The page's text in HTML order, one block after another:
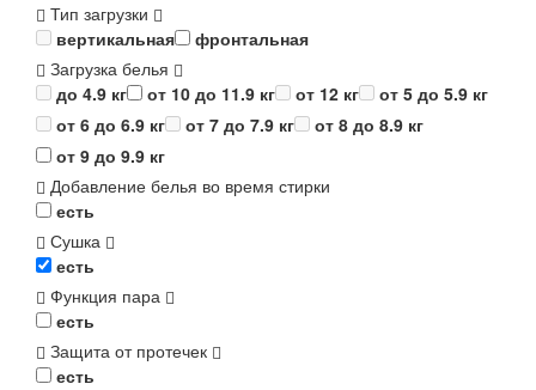
Тип загрузки
вертикальная
фронтальная
Загрузка белья
до 4.9 кг
от 10 до 11.9 кг от 12 кг
от 5 до 5.9 кг
от 6 до 6.9 кг
от 7 до 7.9 кг
от 8 до 8.9 кг
от 9 до 9.9 кг
Добавление белья во время стирки
есть
Сушка
есть
Функция пара
есть
Защита от протечек
есть